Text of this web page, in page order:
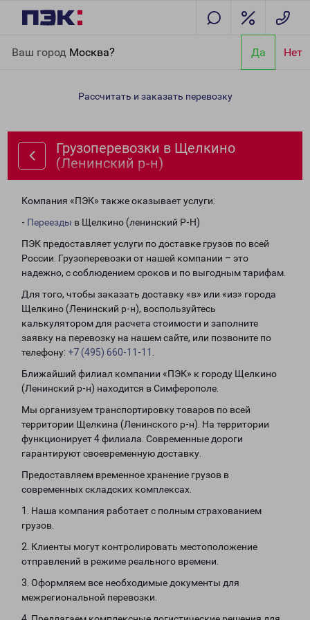
Ваш город Москва? Да Нет
р-н)
Рассчитать и заказать перевозку
Грузоперевозки в Щелкино
(Ленинский р-н)
Компания «ПЭК» также оказывает услуги:
- Переезды в Щелкино (ленинский Р-Н)
ПЭК предоставляет услуги по доставке грузов по всей
России. Грузоперевозки от нашей компании – это
надежно, с соблюдением сроков и по выгодным тарифам.
Для того, чтобы заказать доставку «в» или «из» города
Щелкино (Ленинский р-н), воспользуйтесь
калькулятором для расчета стоимости и заполните
заявку на перевозку на нашем сайте, или позвоните по
телефону: +7 (495) 660-11-11
Ближайший филиал компании «ПЭК» к городу Щелкино
(Ленинский р-н) находится в Симферополе.
Мы организуем транспортировку товаров по всей
территории Щелкина (Ленинского р-н). На территории
функционирует 4 филиала. Современные дороги
гарантируют своевременную доставку.
Предоставляем временное хранение грузов в
современных складских комплексах.
1. Наша компания работает с полным страхованием
грузов.
2. Клиенты могут контролировать местоположение
отправлений в режиме реального времени.
3. Оформляем все необходимые документы для
межрегиональной перевозки.